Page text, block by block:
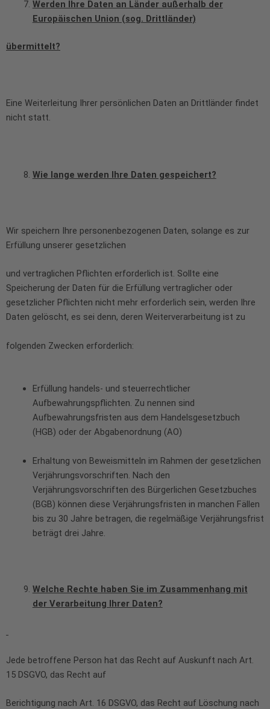
Werden Ihre Daten an Länder außerhalb der
Europäischen Union (sog. Drittländer)
übermittelt?
Eine Weiterleitung Ihrer persönlichen Daten an Drittländer findet
nicht statt.
Wie lange werden Ihre Daten gespeichert?
Wir speichern Ihre personenbezogenen Daten, solange es zur
Erfüllung unserer gesetzlichen
und vertraglichen Pflichten erforderlich ist. Sollte eine
Speicherung der Daten für die Erfüllung vertraglicher oder
gesetzlicher Pflichten nicht mehr erforderlich sein, werden Ihre
Daten gelöscht, es sei denn, deren Weiterverarbeitung ist zu
folgenden Zwecken erforderlich:
Erfüllung handels- und steuerrechtlicher
Aufbewahrungspflichten. Zu nennen sind
Aufbewahrungsfristen aus dem Handelsgesetzbuch
(HGB) oder der Abgabenordnung (AO)
Erhaltung von Beweismitteln im Rahmen der gesetzlichen
Verjährungsvorschriften. Nach den
Verjährungsvorschriften des Bürgerlichen Gesetzbuches
(BGB) können diese Verjährungsfristen in manchen Fällen
bis zu 30 Jahre betragen, die regelmäßige Verjährungsfrist
beträgt drei Jahre.
Welche Rechte haben Sie im Zusammenhang mit
der Verarbeitung Ihrer Daten?
Jede betroffene Person hat das Recht auf Auskunft nach Art.
15 DSGVO, das Recht auf
Berichtigung nach Art. 16 DSGVO, das Recht auf Löschung nach